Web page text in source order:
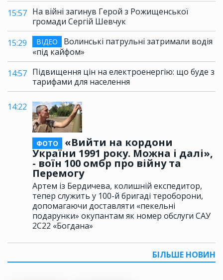
15:57 На війні загинув Герой з Рожищенської
громади Сергій Шевчук
15:29
ВІДЕО
Волинські патрульні затримали водія
«під кайфом»
14:57 Підвищення цін на електроенергію: що буде з
тарифами для населення
14:22
ФОТО
«Вийти на кордони
України 1991 року. Можна і далі»,
- воїн 100 омбр про війну та
Перемогу
Артем із Бердичева, колишній експедитор,
тепер служить у 100-й бригаді тероборони,
допомагаючи доставляти «пекельні
подарунки» окупантам як номер обслуги САУ
2С22 «Богдана»
БІЛЬШЕ НОВИН